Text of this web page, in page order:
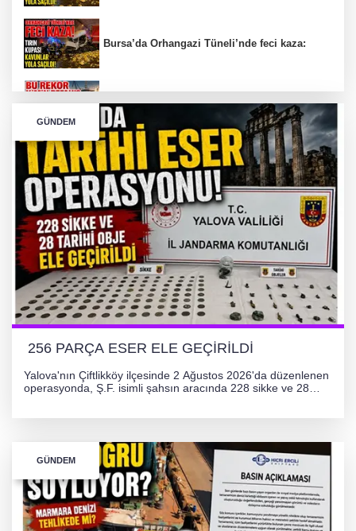
Bursa’da Orhangazi Tüneli’nde feci kaza:
KARŞILIĞI NEREDE?
TONAMİ KÖPRÜSÜ'NDE PANİK!
GÜNEY MARMARA OTOYOLU İMAR
PLANLARI ASKIDA!
GÜNEY MARMARA OTOYOLU İMAR
PLANLARI ASKIDA!
GÜNDEM
256 PARÇA ESER ELE GEÇİRİLDİ
Yalova'nın Çiftlikköy ilçesinde 2 Ağustos 2026'da düzenlenen
operasyonda, Ş.F. isimli şahsın aracında 228 sikke ve 28
GÜNDEM